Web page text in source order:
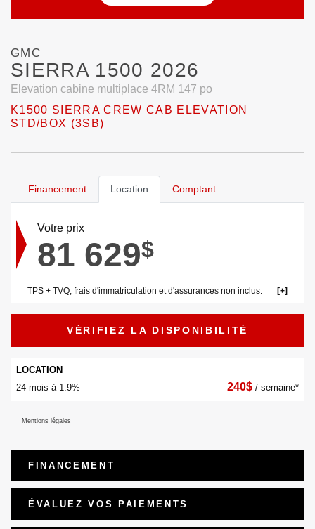
GMC
SIERRA 1500 2026
Elevation cabine multiplace 4RM 147 po
K1500 SIERRA CREW CAB ELEVATION
STD/BOX (3SB)
Financement Location Comptant
Votre prix
81 629$
TPS + TVQ, frais d'immatriculation et d'assurances non inclus.
VÉRIFIEZ LA DISPONIBILITÉ
LOCATION
24 mois à 1.9%
240$ / semaine*
Mentions légales
FINANCEMENT
ÉVALUEZ VOS PAIEMENTS